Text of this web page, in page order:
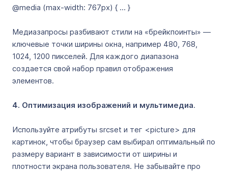
@media (max-width: 767px) { ... }
Медиазапросы разбивают стили на «брейкпоинты» —
ключевые точки ширины окна, например 480, 768,
1024, 1200 пикселей. Для каждого диапазона
создается свой набор правил отображения
элементов.
4. Оптимизация изображений и мультимедиа.
Используйте атрибуты srcset и тег <picture> для
картинок, чтобы браузер сам выбирал оптимальный по
размеру вариант в зависимости от ширины и
плотности экрана пользователя. Не забывайте про